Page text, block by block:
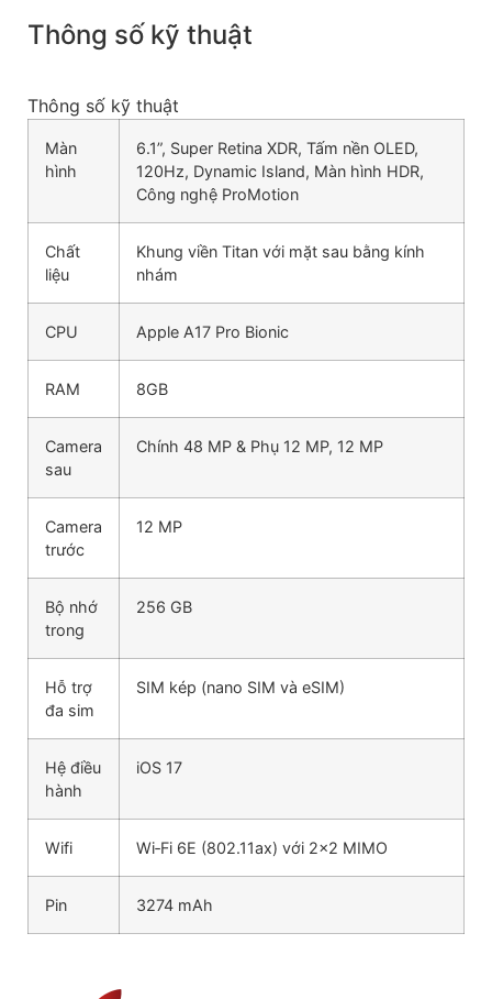
Thông số kỹ thuật
Thông số kỹ thuật
Màn
hình
6.1”, Super Retina XDR, Tấm nền OLED,
120Hz, Dynamic Island, Màn hình HDR,
Công nghệ ProMotion
Chất
liệu
Khung viền Titan với mặt sau bằng kính
nhám
CPU Apple A17 Pro Bionic
RAM 8GB
Camera
sau
Chính 48 MP & Phụ 12 MP, 12 MP
Camera
trước
12 MP
Bộ nhớ
trong
256 GB
Hỗ trợ
đa sim
SIM kép (nano SIM và eSIM)
Hệ điều
hành
iOS 17
Wifi Wi‑Fi 6E (802.11ax) với 2×2 MIMO
Pin 3274 mAh